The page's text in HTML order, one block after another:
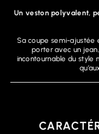
Un veston polyvalent,
Sa coupe semi-ajustée
porter avec un
incontournable du style